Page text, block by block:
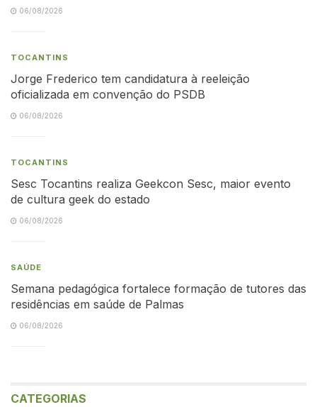
06/08/2026
TOCANTINS
Jorge Frederico tem candidatura à reeleição
oficializada em convenção do PSDB
06/08/2026
TOCANTINS
Sesc Tocantins realiza Geekcon Sesc, maior evento
de cultura geek do estado
06/08/2026
SAÚDE
Semana pedagógica fortalece formação de tutores das
residências em saúde de Palmas
06/08/2026
CATEGORIAS